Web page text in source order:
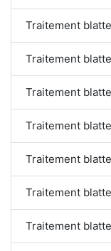
Traitement
Traitement
Traitement
Traitement
Traitement
Traitement
Traitement